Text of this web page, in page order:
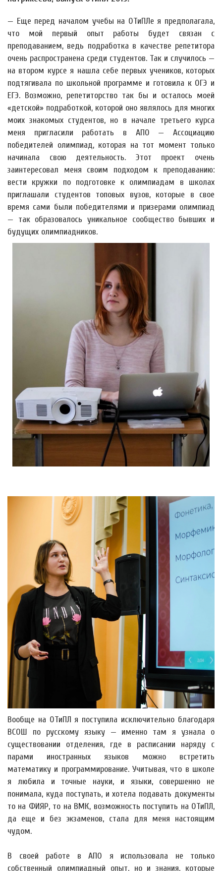
— Еще перед началом учебы на ОТиПЛе я предполагала,
что мой первый опыт работы будет связан с
преподаванием, ведь подработка в качестве репетитора
очень распространена среди студентов. Так и случилось —
на втором курсе я нашла себе первых учеников, которых
подтягивала по школьной программе и готовила к ОГЭ и
ЕГЭ. Возможно, репетиторство так бы и осталось моей
«детской» подработкой, которой оно являлось для многих
моих знакомых студентов, но в начале третьего курса
меня пригласили работать в АПО — Ассоциацию
победителей олимпиад, которая на тот момент только
начинала свою деятельность. Этот проект очень
заинтересовал меня своим подходом к преподаванию:
вести кружки по подготовке к олимпиадам в школах
приглашали студентов топовых вузов, которые в свое
время сами были победителями и призерами олимпиад
— так образовалось уникальное сообщество бывших и
будущих олимпиадников.
Вообще на ОТиПЛ я поступила исключительно благодаря
ВСОШ по русскому языку — именно там я узнала о
существовании отделения, где в расписании наряду с
парами иностранных языков можно встретить
математику и программирование. Учитывая, что в школе
я любила и точные науки, и языки, совершенно не
понимала, куда поступать, и хотела подавать документы
то на ФИЯР, то на ВМК, возможность поступить на ОТиПЛ,
да еще и без экзаменов, стала для меня настоящим
чудом.
В своей работе в АПО я использовала не только
собственный олимпиадный опыт, но и знания, которые